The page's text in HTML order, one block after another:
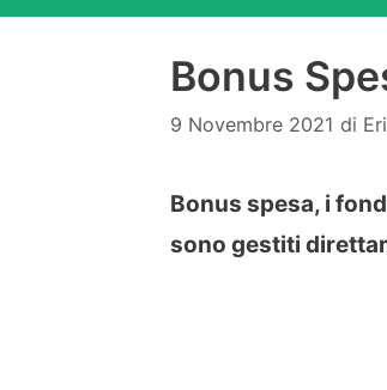
Bonus
9 Novembre 2021 di
Bonus spesa, i
sono gestiti